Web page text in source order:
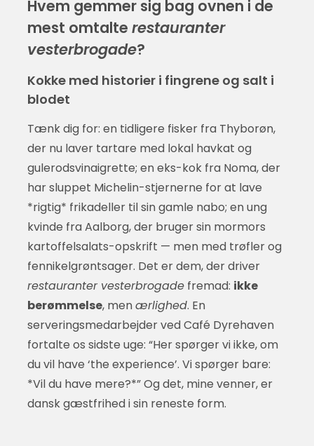
Hvem gemmer sig bag ovnen i de
mest omtalte restauranter
vesterbrogade?
Kokke med historier i fingrene og salt i
blodet
Tænk dig for: en tidligere fisker fra Thyborøn,
der nu laver tartare med lokal havkat og
gulerodsvinaigrette; en eks-kok fra Noma, der
har sluppet Michelin-stjernerne for at lave
*rigtig* frikadeller til sin gamle nabo; en ung
kvinde fra Aalborg, der bruger sin mormors
kartoffelsalats-opskrift — men med trøfler og
fennikelgrøntsager. Det er dem, der driver
restauranter vesterbrogadefremad: ikke
berømmelse, menærlighed. En
serveringsmedarbejder ved Café Dyrehaven
fortalte os sidste uge: “Her spørger vi ikke, om
du vil have ‘the experience’. Vi spørger bare:
*Vil du have mere?*” Og det, mine venner, er
dansk gæstfrihed i sin reneste form.